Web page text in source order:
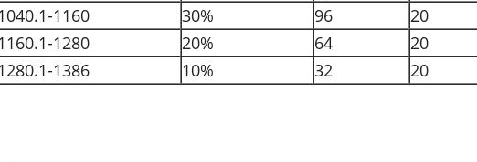
1160
30% 96
20
1280
20% 64
20
1386
10% 32 20